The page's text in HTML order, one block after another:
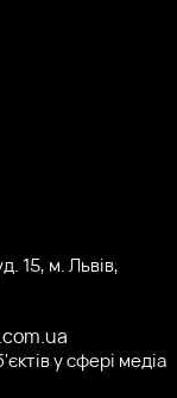
15, м. Львів,
у сфері медіа